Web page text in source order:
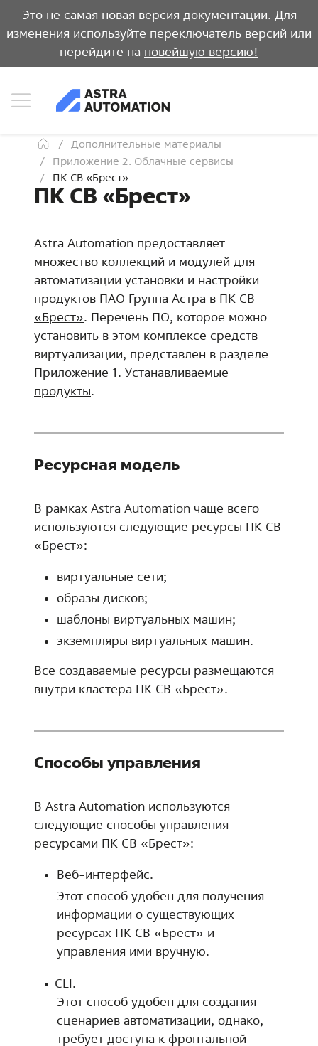
Это не самая новая версия документации. Для
изменения используйте переключатель версий или
перейдите на новейшую версию!
Дополнительные материалы
Приложение 2. Облачные сервисы
ПК СВ «Брест»
ПК СВ «Брест»
Astra Automation предоставляет
множество коллекций и модулей для
автоматизации установки и настройки
продуктов ПАО Группа Астра в ПК СВ
«Брест» . Перечень ПО, которое можно
установить в этом комплексе средств
виртуализации, представлен в разделе
Приложение 1. Устанавливаемые
продукты
Ресурсная модель
В рамках Astra Automation чаще всего
используются следующие ресурсы ПК СВ
«Брест»:
виртуальные сети;
образы дисков;
шаблоны виртуальных машин;
экземпляры виртуальных машин.
Все создаваемые ресурсы размещаются
внутри кластера ПК СВ «Брест».
Способы управления
В Astra Automation используются
следующие способы управления
ресурсами ПК СВ «Брест»:
Веб-интерфейс.
Этот способ удобен для получения
информации о существующих
ресурсах ПК СВ «Брест» и
управления ими вручную.
Этот способ удобен для создания
сценариев автоматизации, однако,
требует доступа к фронтальной